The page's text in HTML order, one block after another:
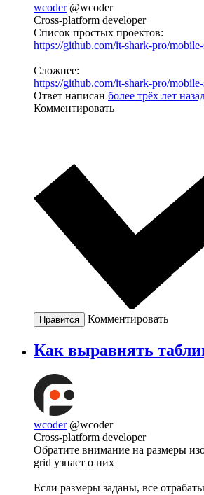
wcoder @wcoder
Cross-platform developer
Список простых проектов:
https://github.com/it-shark-pro/
Сложнее:
https://github.com/it-shark-pro/
Ответ написан более трёх лет
Комментировать
Нравится Комментировать
Как выравнять
wcoder @wcoder
Cross-platform developer
Обратите внимание на размеры
grid узнает о них
Если размеры заданы, все